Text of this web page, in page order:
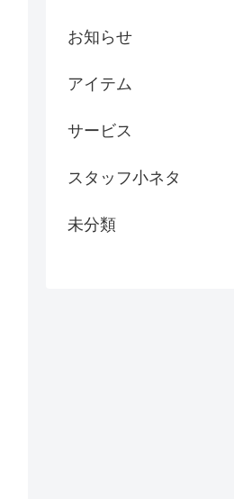
お知らせ
アイテム
サービス
スタッフ小ネタ
未分類